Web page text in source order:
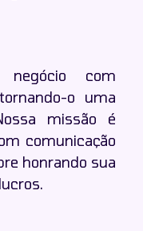
negócio com
o uma
missão é
comunicação
honrando sua